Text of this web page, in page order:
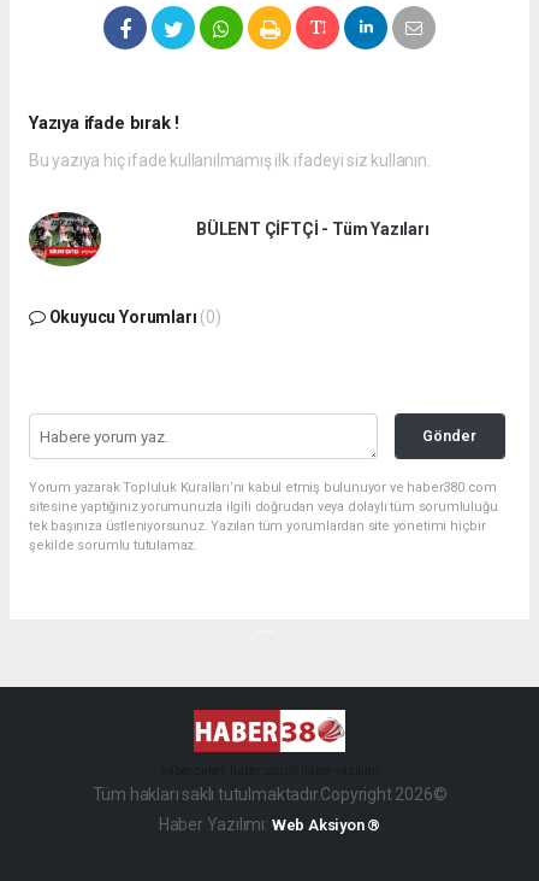
Yazıya ifade bırak !
Bu yazıya hiç ifade kullanılmamış ilk ifadeyi siz kullanın.
BÜLENT ÇİFTÇİ - Tüm Yazıları
Okuyucu Yorumları (0)
Gönder
Yorum yazarak Topluluk Kuralları’nı kabul etmiş bulunuyor ve haber380.com
sitesine yaptığınız yorumunuzla ilgili doğrudan veya dolaylı tüm sorumluluğu
tek başınıza üstleniyorsunuz. Yazılan tüm yorumlardan site yönetimi hiçbir
şekilde sorumlu tutulamaz.
Tüm hakları saklı tutulmaktadır.Copyright 2026©
Haber Yazılımı: Web Aksiyon ®